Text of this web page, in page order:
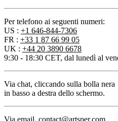
Per telefono ai seguenti numeri:
US : +1 646-844-7306
FR : +33 1 87 66 99 05
UK : +44 20 3890 6678
9:30 - 18:30 CET, dal lunedì al
Via chat, cliccando sulla bolla nera
in basso a destra dello schermo.
Via email, contact@artsper.com